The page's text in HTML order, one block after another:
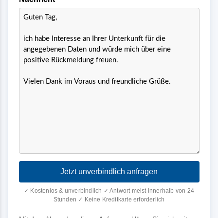
Jetzt unverbindlich anfragen
✓ Kostenlos & unverbindlich ✓ Antwort meist innerhalb von 24
Stunden ✓ Keine Kreditkarte erforderlich